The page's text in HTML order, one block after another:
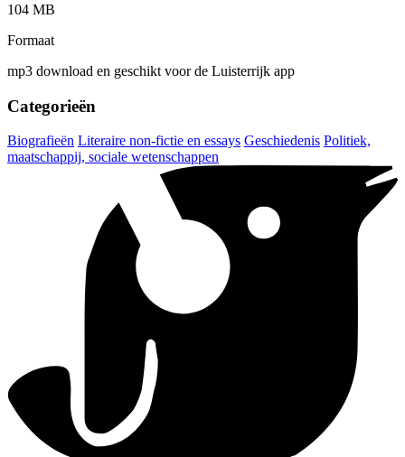
104 MB
Formaat
mp3 download en geschikt voor de Luisterrijk app
Categorieën
Biografieën Literaire non-fictie en essays Geschiedenis Politiek,
maatschappij, sociale wetenschappen